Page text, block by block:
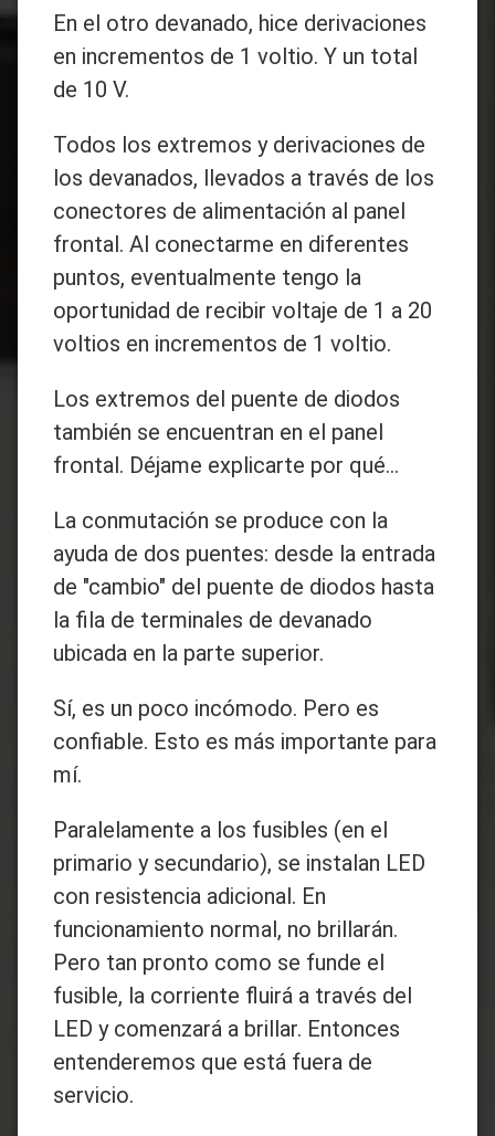
En el otro devanado, hice derivaciones
en incrementos de 1 voltio. Y un total
de 10 V.
Todos los extremos y derivaciones de
los devanados, llevados a través de los
conectores de alimentación al panel
frontal. Al conectarme en diferentes
puntos, eventualmente tengo la
oportunidad de recibir voltaje de 1 a 20
voltios en incrementos de 1 voltio.
Los extremos del puente de diodos
también se encuentran en el panel
frontal. Déjame explicarte por qué...
La conmutación se produce con la
ayuda de dos puentes: desde la entrada
de "cambio" del puente de diodos hasta
la fila de terminales de devanado
ubicada en la parte superior.
Sí, es un poco incómodo. Pero es
confiable. Esto es más importante para
mí.
Paralelamente a los fusibles (en el
primario y secundario), se instalan LED
con resistencia adicional. En
funcionamiento normal, no brillarán.
Pero tan pronto como se funde el
fusible, la corriente fluirá a través del
LED y comenzará a brillar. Entonces
entenderemos que está fuera de
servicio.